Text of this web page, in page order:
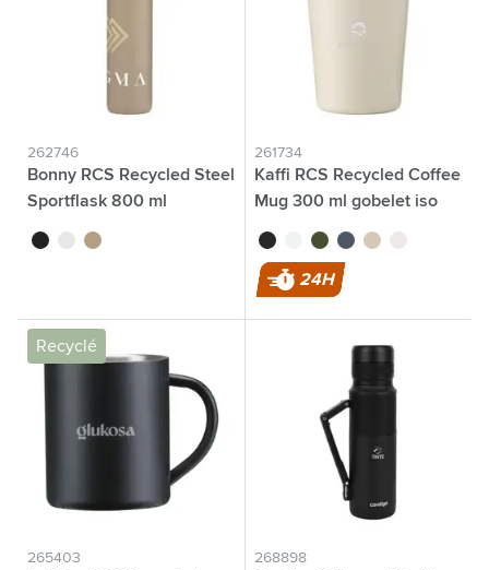
262746
Bonny RCS Recycled Steel
Sportflask 800 ml
noir blancbeige
261734
Kaffi RCS Recycled Coffee
Mug 300 ml gobelet iso
noir blancvert bleu beigeargenté
24H
Recyclé
265403 268898